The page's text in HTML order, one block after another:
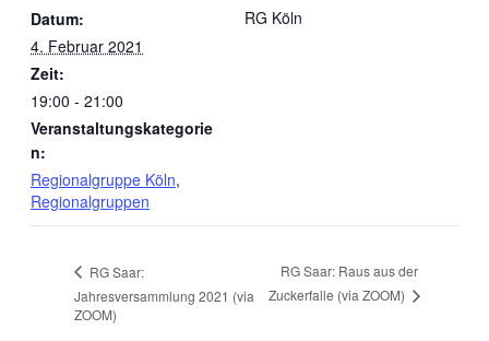
Datum:
4. Februar 2021
Zeit:
19:00 - 21:00
Veranstaltungskategorie
n:
Regionalgruppe Köln,
Regionalgruppen
RG Köln
RG Saar:
Jahresversammlung 2021 (via
ZOOM)
RG Saar: Raus aus der
Zuckerfalle (via ZOOM)